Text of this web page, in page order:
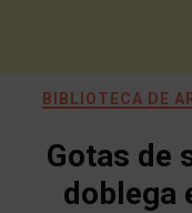
BIBLIOTECA DE
Gotas de
doblega